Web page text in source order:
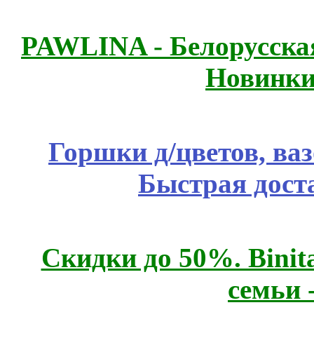
PAWLINA -
Горшки д/цветов,
Быстрая
Скидки до 50%.
семьи